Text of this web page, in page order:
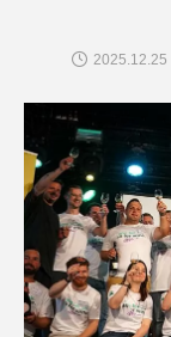
2025.12.25